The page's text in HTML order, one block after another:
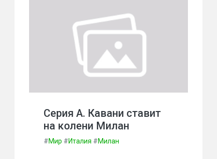
Серия А. Кавани ставит
на колени Милан
#Мир #Италия #Милан